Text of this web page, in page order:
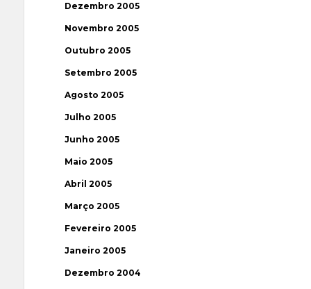
Dezembro 2005
Novembro 2005
Outubro 2005
Setembro 2005
Agosto 2005
Julho 2005
Junho 2005
Maio 2005
Abril 2005
Março 2005
Fevereiro 2005
Janeiro 2005
Dezembro 2004